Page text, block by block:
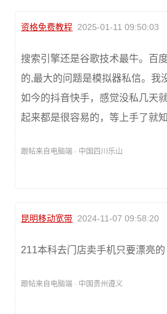
资格免费教程 2025-01-11 09:50:03
搜索引擎还是谷歌技术最牛。百
的,最大的问题是模拟器私信。我
如今的抖音快手，感觉没私几天
起来都是很容易的，等上手了就
跟帖来自电脑端 · 中国四川乐山
昆明移动宽带 2024-11-07 09:58:20
211本科去门店卖手机只要漂亮的
跟帖来自电脑端 · 中国贵州遵义